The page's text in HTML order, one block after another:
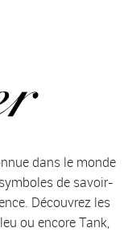
dans le monde
de savoir-
Découvrez les
ou encore Tank,